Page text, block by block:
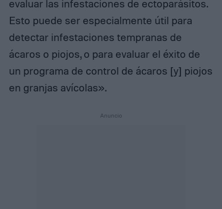
evaluar las infestaciones de ectoparásitos.
Esto puede ser especialmente útil para
detectar infestaciones tempranas de
ácaros o piojos, o para evaluar el éxito de
un programa de control de ácaros [y] piojos
en granjas avícolas».